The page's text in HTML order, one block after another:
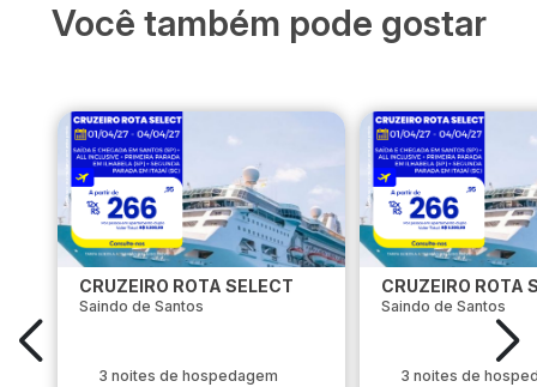
Você também pode gostar
CRUZEIRO ROTA SELECT
Saindo de Santos
3 noites de hospedagem
CRUZEIRO ROTA
Saindo de Santos
3 noites de